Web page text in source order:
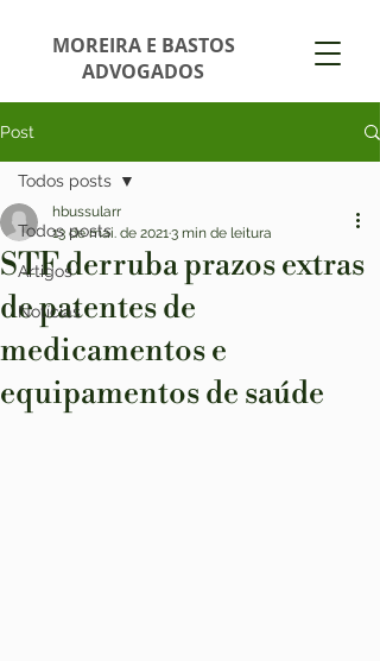
MOREIRA E BASTOS
ADVOGADOS
Post
Todos posts
Artigos
Notícias
Todos posts
STF derruba prazos extras
de patentes de
medicamentos e
equipamentos de saúde
hbussularr
13 de mai. de 20213 min de leitura